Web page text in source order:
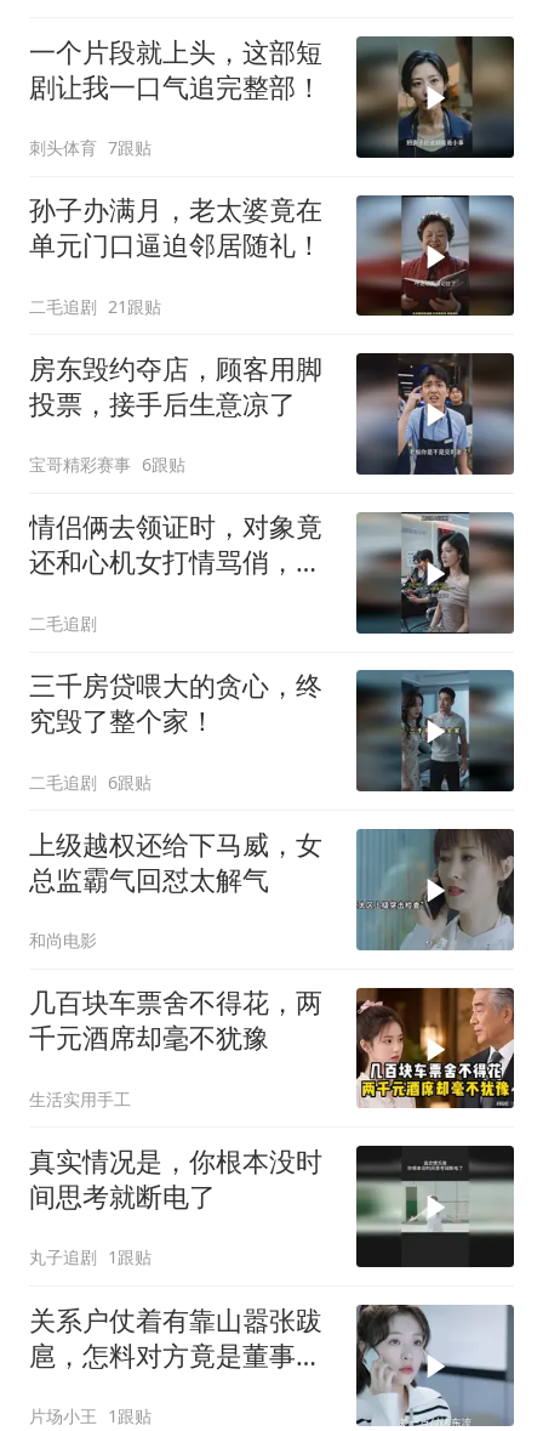
一个片段就上头，这部短
剧让我一口气追完整部！
刺头体育 7跟贴
孙子办满月，老太婆竟在
单元门口逼迫邻居随礼！
二毛追剧 21跟贴
房东毁约夺店，顾客用脚
投票，接手后生意凉了
宝哥精彩赛事 6跟贴
情侣俩去领证时，对象竟
还和心机女打情骂俏，女
二毛追剧
三千房贷喂大的贪心，终
究毁了整个家！
二毛追剧 6跟贴
上级越权还给下马威，女
总监霸气回怼太解气
和尚电影
几百块车票舍不得花，两
千元酒席却毫不犹豫
生活实用手工
真实情况是，你根本没时
间思考就断电了
丸子追剧 1跟贴
关系户仗着有靠山嚣张跋
扈，怎料对方竟是董事长
片场小王 1跟贴